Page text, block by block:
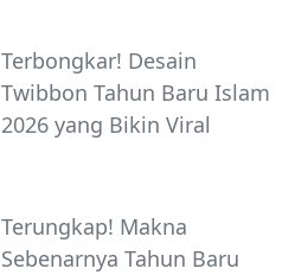
Terbongkar! Desain
Twibbon Tahun Baru Islam
2026 yang Bikin Viral
Terungkap! Makna
Sebenarnya Tahun Baru